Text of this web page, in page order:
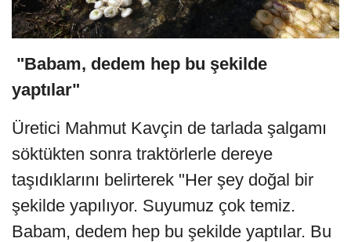
"Babam, dedem hep bu şekilde
yaptılar"
Üretici Mahmut Kavçin de tarlada şalgamı
söktükten sonra traktörlerle dereye
taşıdıklarını belirterek "Her şey doğal bir
şekilde yapılıyor. Suyumuz çok temiz.
Babam, dedem hep bu şekilde yaptılar. Bu